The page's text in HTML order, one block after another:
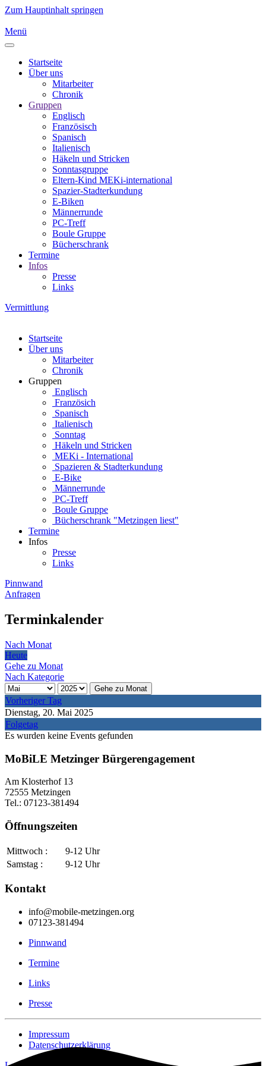
Zum Hauptinhalt springen
Menü
Startseite
Über uns
Mitarbeiter
Chronik
Gruppen
Englisch
Französisch
Spanisch
Italienisch
Häkeln und Stricken
Sonntasgruppe
Eltern-Kind MEKi-international
Spazier-Stadterkundung
E-Biken
Männerrunde
PC-Treff
Boule Gruppe
Bücherschrank
Termine
Infos
Presse
Links
Vermittlung
Startseite
Über uns
Mitarbeiter
Chronik
Gruppen
Englisch
Französich
Spanisch
Italienisch
Sonntag
Häkeln und Stricken
MEKi - International
Spazieren & Stadterkundung
E-Bike
Männerrunde
PC-Treff
Boule Gruppe
Bücherschrank "Metzingen liest"
Termine
Infos
Presse
Links
Pinnwand
Anfragen
Terminkalender
Nach Monat
Heute
Gehe zu Monat
Nach Kategorie
Gehe zu Monat
Vorheriger Tag
Dienstag, 20. Mai 2025
Folgetag
Es wurden keine Events gefunden
MoBiLE Metzinger Bürgerengagement
Am Klosterhof 13
72555 Metzingen
Tel.: 07123-381494
Öffnungszeiten
Mittwoch :
9-12 Uhr
Samstag :
9-12 Uhr
Kontakt
info@mobile-metzingen.org
07123-381494
Pinnwand
Termine
Links
Presse
Impressum
Datenschutzerklärung